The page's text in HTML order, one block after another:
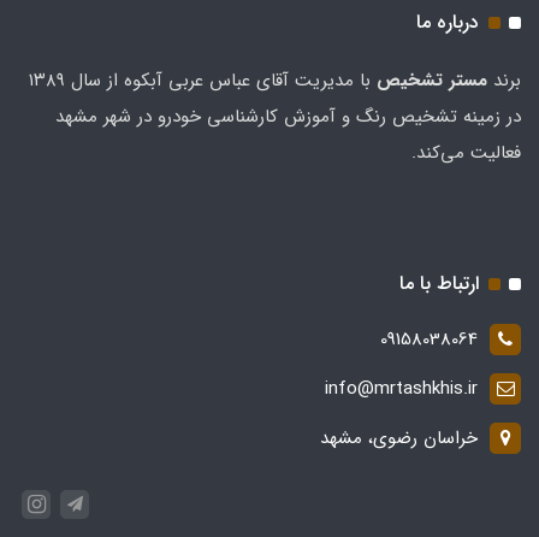
درباره ما
برند مستر تشخيص
با مدیریت آقای عباس عربی آبکوه از سال ۱۳۸۹
در زمینه تشخیص رنگ و آموزش کارشناسی خودرو در شهر مشهد
فعالیت می‌کند.
ارتباط با ما
09158038064
info@mrtashkhis.ir
خراسان رضوی، مشهد